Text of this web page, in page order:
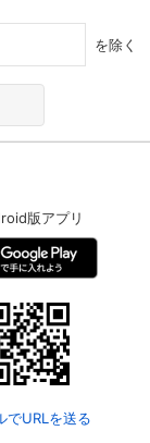
を除く
版アプリ
でURLを送る